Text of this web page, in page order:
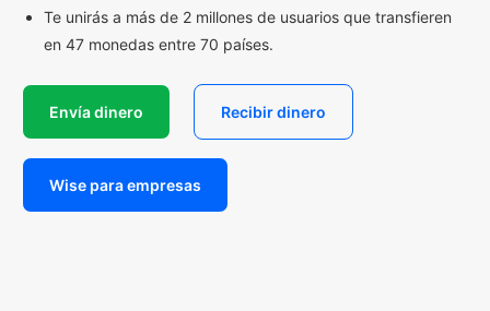
Te unirás a más de 2 millones de usuarios que transfieren
en 47 monedas entre 70 países.
Envía dinero Recibir dinero
Wise para empresas